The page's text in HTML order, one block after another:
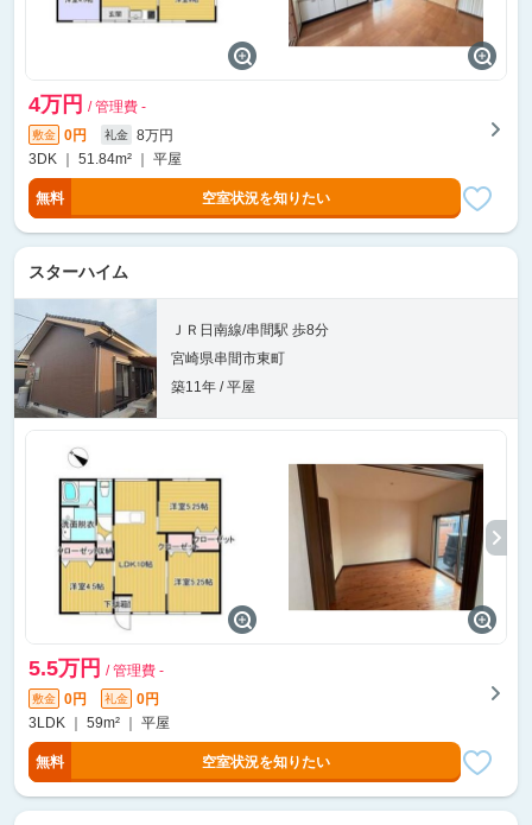
4万円 / 管理費 -
敷金 0円 礼金
8万円
3DK ｜ 51.84m² ｜ 平屋
無料 空室状況を知りたい
スターハイム
ＪＲ日南線/串間駅 歩8分
宮崎県串間市東町
築11年 / 平屋
5.5万円 / 管理費 -
敷金 0円 礼金
0円
3LDK ｜ 59m² ｜ 平屋
無料 空室状況を知りたい